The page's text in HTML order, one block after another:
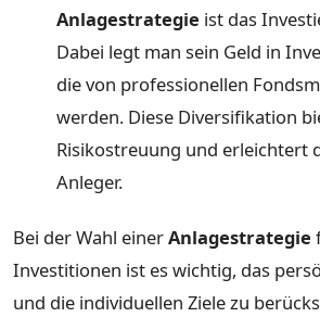
Anlagestrategie ist das
Dabei legt man sein Geld in
die von professionellen
werden. Diese Diversifikation
Risikostreuung und erleichtert
Anleger.
Bei der Wahl einerAnlagestrategie
Investitionen ist es wichtig, das
und die individuellen Ziele zu